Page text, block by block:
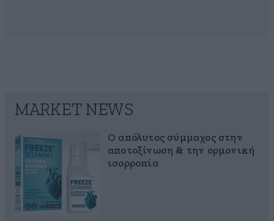
MARKET NEWS
Ο απόλυτος σύμμαχος στην
αποτοξίνωση & την ορμονική
ισορροπία